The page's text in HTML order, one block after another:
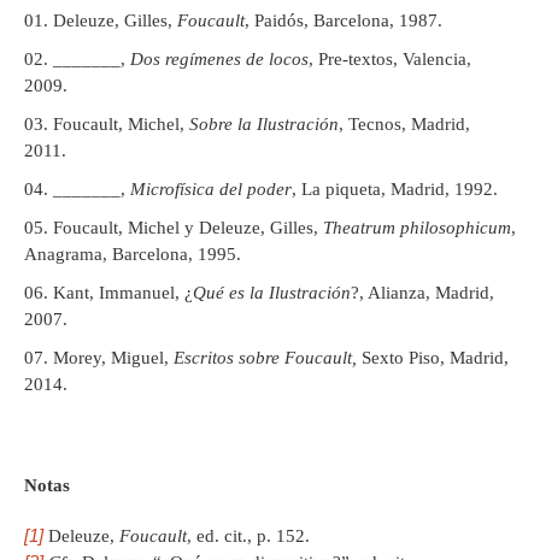
Deleuze, Gilles, Foucault, Paidós, Barcelona, 1987.
_______, Dos regímenes de locos, Pre-textos, Valencia,
2009.
Foucault, Michel, Sobre la Ilustración, Tecnos, Madrid,
2011.
_______, Microfísica del poder, La piqueta, Madrid, 1992.
Foucault, Michel y Deleuze, Gilles, Theatrum philosophicum,
Anagrama, Barcelona, 1995.
Kant, Immanuel, ¿Qué es la Ilustración?, Alianza, Madrid,
2007.
Morey, Miguel, Escritos sobre Foucault, Sexto Piso, Madrid,
2014.
Notas
[1]Deleuze, Foucault, ed. cit., p. 152.